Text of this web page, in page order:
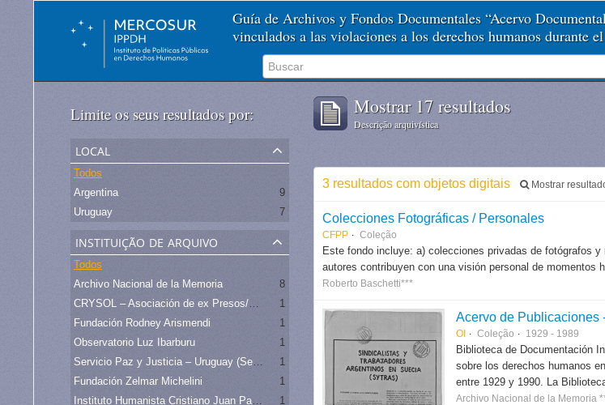
Guía de Archivos y Fondos Documentales “Acervo
vinculados a las violaciones a los derechos humanos durante
Limite os seus resultados por:
local
Todos
Argentina
9
Uruguay
7
instituição de arquivo
Todos
Archivo Nacional de la Memoria
8
CRYSOL – Asociación de ex Presos/as políticos del Uruguay
1
Fundación Rodney Arismendi
1
Observatorio Luz Ibarburu
1
Servicio Paz y Justicia – Uruguay (Serpaj)
1
Fundación Zelmar Michelini
1
Instituto Humanista Cristiano Juan Pablo Terra
1
Mostrar 17 resultados
Descrição arquivística
3 resultados com objetos digitais Mostrar
Colecciones Fotográficas / Personales
CFPP Coleção
Este fondo incluye: a) colecciones privadas de fotógrafos
autores contribuyen con una visión personal de
Roberto Baschetti***
Acervo de Publicaciones
OI Coleção 1929 - 1989
Biblioteca de Documentación
sobre los derechos humanos
entre 1929 y 1990. La
Archivo Nacional de la Memoria